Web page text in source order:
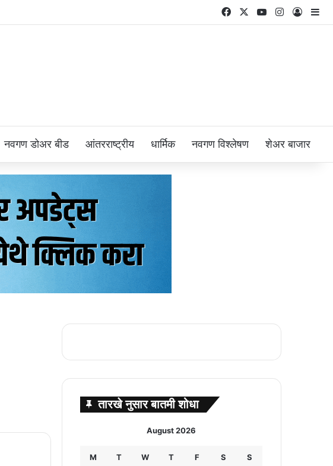
FacebookYouTubeInstagram
Log In
नवगण डोअर बीड आंतरराष्ट्रीय धार्मिक नवगण विश्लेषण शेअर बाजार
तारखे नुसार बातमी शोधा
August 2026
M T W T F S S